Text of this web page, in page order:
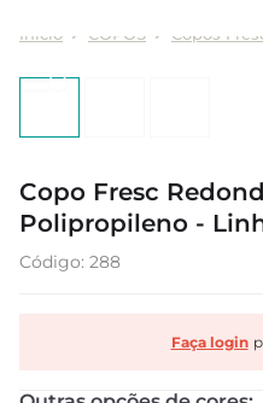
COPOS Copos
Copo Fresc
Polipropileno -
: 288
Faça login